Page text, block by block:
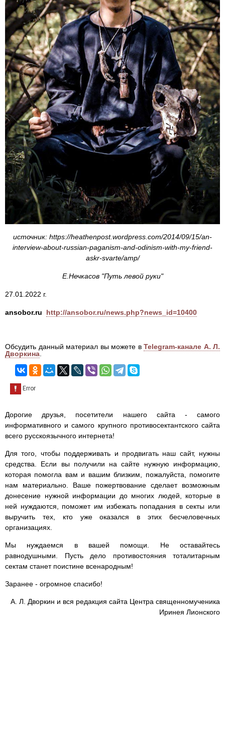
источник: https://heathenpost.wordpress.com/2014/09/15/an-
interview-about-russian-paganism-and-odinism-with-my-friend-
askr-svarte/amp/
Е.Нечкасов "Путь левой руки"
27.01.2022 г.
ansobor.ru http://ansobor.ru/news.php?news_id=10400
Обсудить данный материал вы можете в Telegram-канале А. Л.
Дворкина.
Дорогие друзья, посетители нашего сайта - самого
информативного и самого крупного противосектантского сайта
всего русскоязычного интернета!
Для того, чтобы поддерживать и продвигать наш сайт, нужны
средства. Если вы получили на сайте нужную информацию,
которая помогла вам и вашим близким, пожалуйста, помогите
нам материально. Ваше пожертвование сделает возможным
донесение нужной информации до многих людей, которые в
ней нуждаются, поможет им избежать попадания в секты или
выручить тех, кто уже оказался в этих бесчеловечных
организациях.
Мы нуждаемся в вашей помощи. Не оставайтесь
равнодушными. Пусть дело противостояния тоталитарным
сектам станет поистине всенародным!
Заранее - огромное спасибо!
А. Л. Дворкин и вся редакция сайта Центра священномученика
Иринея Лионского